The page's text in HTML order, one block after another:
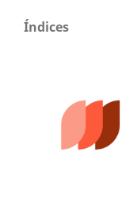
Índices